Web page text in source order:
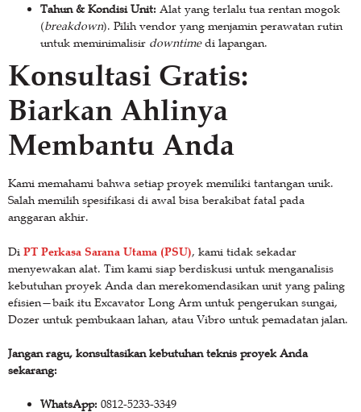
Tahun & Kondisi Unit: Alat yang terlalu tua rentan mogok
(breakdown). Pilih vendor yang menjamin perawatan rutin
untuk meminimalisir downtimedi lapangan.
Konsultasi Gratis:
Biarkan Ahlinya
Membantu Anda
Kami memahami bahwa setiap proyek memiliki tantangan unik.
Salah memilih spesifikasi di awal bisa berakibat fatal pada
anggaran akhir.
Di PT Perkasa Sarana Utama (PSU), kami tidak sekadar
menyewakan alat. Tim kami siap berdiskusi untuk menganalisis
kebutuhan proyek Anda dan merekomendasikan unit yang paling
efisien—baik itu Excavator Long Arm untuk pengerukan sungai,
Dozer untuk pembukaan lahan, atau Vibro untuk pemadatan jalan.
Jangan ragu, konsultasikan kebutuhan teknis proyek Anda
sekarang:
WhatsApp: 0812-5233-3349